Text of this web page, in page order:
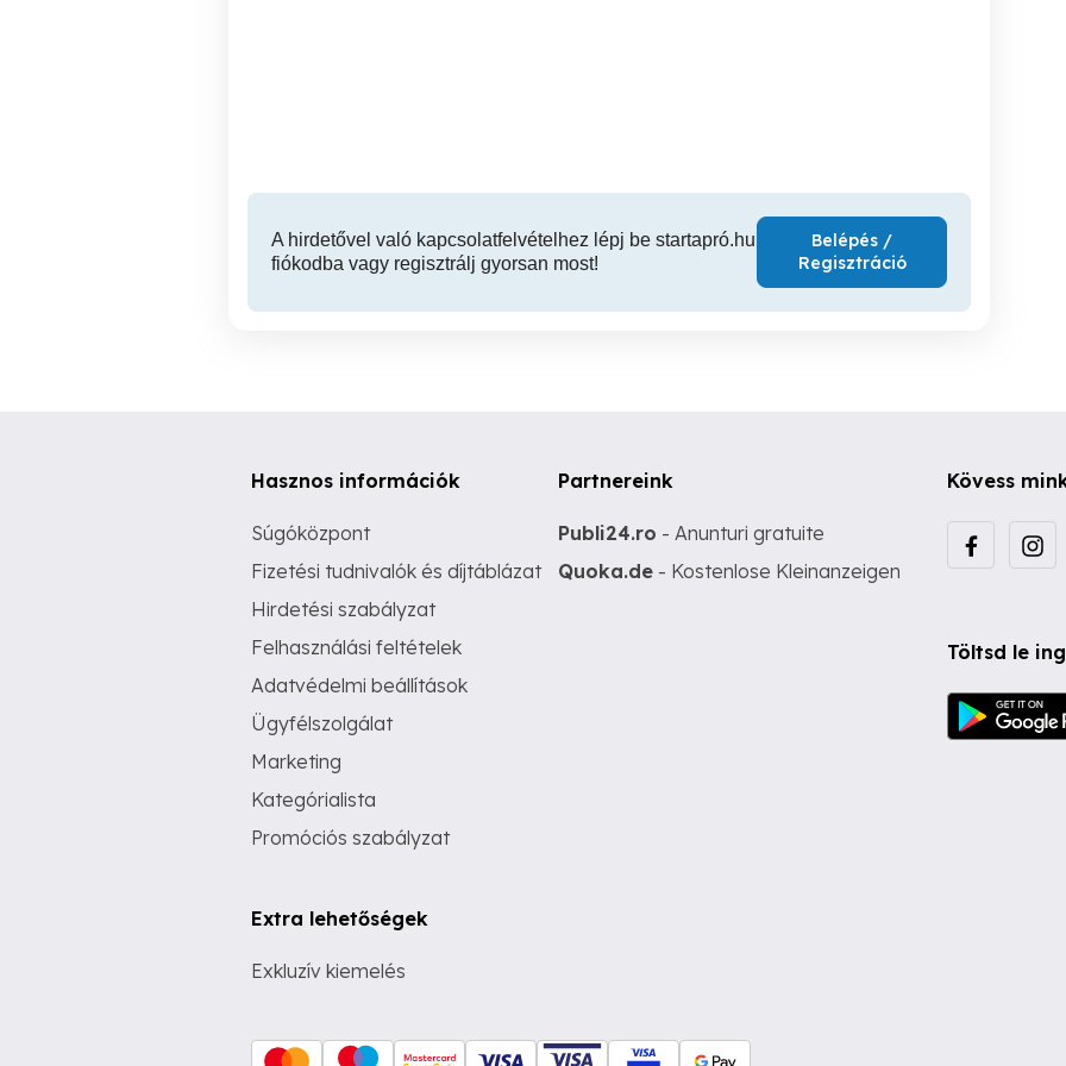
A hirdetővel való kapcsolatfelvételhez lépj be startapró.hu
fiókodba vagy regisztrálj gyorsan most!
Belépés /
Regisztráció
Hasznos információk
Súgóközpont
Fizetési tudnivalók és díjtáblázat
Hirdetési szabályzat
Felhasználási feltételek
Adatvédelmi beállítások
Ügyfélszolgálat
Marketing
Kategórialista
Promóciós szabályzat
Extra lehetőségek
Exkluzív kiemelés
Partnereink
Publi24.ro - Anunturi gratuite
Quoka.de - Kostenlose Kleinanzeigen
Kövess
Töltsd le